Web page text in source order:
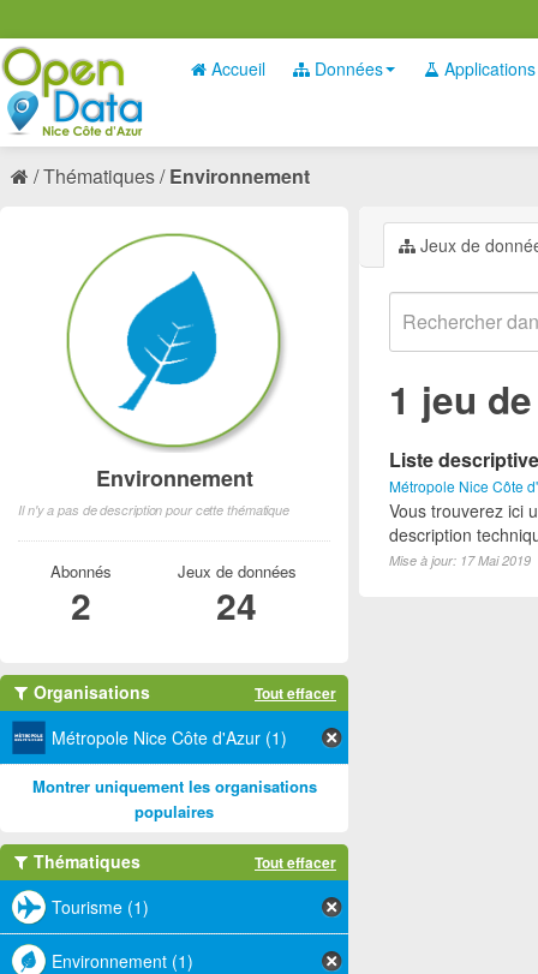
Accueil Données Applications
Thématiques Environnement
Jeux de
1 jeu
Liste
Métropole Nice Côte
Vous trouverez ici
description
Mise à jour: 17 Mai 2019
Environnement
Il n'y a pas de description pour cette thématique
Abonnés
2
Jeux de données
24
Organisations Tout effacer
Métropole Nice Côte d'Azur (1)
Montrer uniquement les organisations
populaires
Thématiques Tout effacer
Tourisme (1)
Environnement (1)